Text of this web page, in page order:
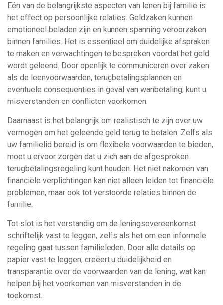
Eén van de belangrijkste aspecten van lenen bij familie is
het effect op persoonlijke relaties. Geldzaken kunnen
emotioneel beladen zijn en kunnen spanning veroorzaken
binnen families. Het is essentieel om duidelijke afspraken
te maken en verwachtingen te bespreken voordat het geld
wordt geleend. Door openlijk te communiceren over zaken
als de leenvoorwaarden, terugbetalingsplannen en
eventuele consequenties in geval van wanbetaling, kunt u
misverstanden en conflicten voorkomen.
Daarnaast is het belangrijk om realistisch te zijn over uw
vermogen om het geleende geld terug te betalen. Zelfs als
uw familielid bereid is om flexibele voorwaarden te bieden,
moet u ervoor zorgen dat u zich aan de afgesproken
terugbetalingsregeling kunt houden. Het niet nakomen van
financiële verplichtingen kan niet alleen leiden tot financiële
problemen, maar ook tot verstoorde relaties binnen de
familie.
Tot slot is het verstandig om de leningsovereenkomst
schriftelijk vast te leggen, zelfs als het om een informele
regeling gaat tussen familieleden. Door alle details op
papier vast te leggen, creëert u duidelijkheid en
transparantie over de voorwaarden van de lening, wat kan
helpen bij het voorkomen van misverstanden in de
toekomst.